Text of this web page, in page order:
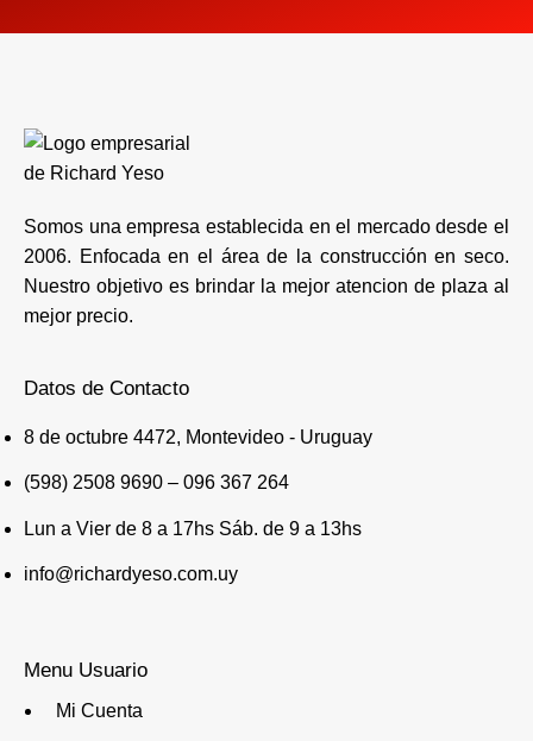
Somos una empresa establecida en el mercado desde el
2006. Enfocada en el área de la construcción en seco.
Nuestro objetivo es brindar la mejor atencion de plaza al
mejor precio.
Datos de Contacto
8 de octubre 4472, Montevideo - Uruguay
(598) 2508 9690 – 096 367 264
Lun a Vier de 8 a 17hs Sáb. de 9 a 13hs
info@richardyeso.com.uy
Menu Usuario
Mi Cuenta